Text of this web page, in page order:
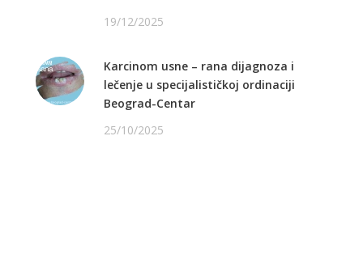
19/12/2025
Karcinom usne – rana dijagnoza i
lečenje u specijalističkoj ordinaciji
Beograd-Centar
25/10/2025